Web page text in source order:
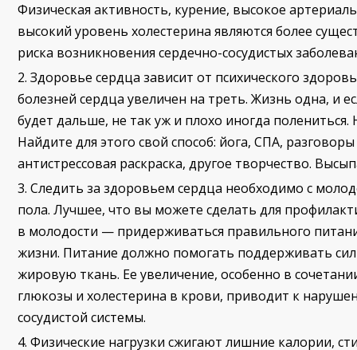
Физическая активность, курение, высокое
высокий уровень холестерина являются более
риска возникновения сердечно-сосудистых
Здоровье сердца зависит от психического
болезней сердца увеличен на треть. Жизнь одна, и
будет дальше, не так уж и плохо иногда полениться.
Найдите для этого свой способ: йога, СПА,
антистрессовая раскраска, другое творчество.
Следить за здоровьем сердца необходимо с
пола. Лучшее, что вы можете сделать для
в молодости — придерживаться правильного
жизни. Питание должно помогать поддерживать
жировую ткань. Ее увеличение, особенно в
глюкозы и холестерина в крови, приводит к
сосудистой системы.
Физические нагрузки сжигают лишние калории,